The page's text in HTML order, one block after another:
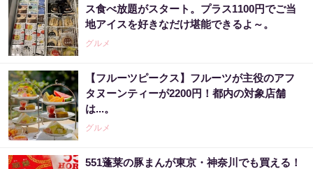
ス食べ放題がスタート。プラス1100円でご当
地アイスを好きなだけ堪能できるよ～。
グルメ
【フルーツピークス】フルーツが主役のアフ
タヌーンティーが2200円！都内の対象店舗
は...。
グルメ
551蓬莱の豚まんが東京・神奈川でも買える！